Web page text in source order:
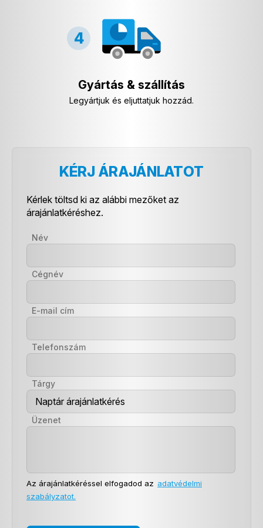
Gyártás & szállítás
Legyártjuk és eljuttatjuk hozzád.
KÉRJ ÁRAJÁNLATOT
Kérlek töltsd ki az alábbi mezőket az
árajánlatkéréshez.
Név
Cégnév
E-mail cím
Telefonszám
Tárgy
Üzenet
Az árajánlatkéréssel elfogadod az adatvédelmi
szabályzatot.